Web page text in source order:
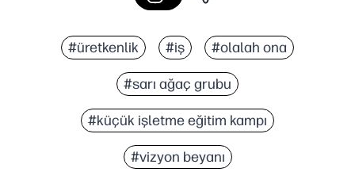
#üretkenlik #iş #olalah ona
#sarı ağaç grubu
#küçük işletme eğitim kampı
#vizyon beyanı